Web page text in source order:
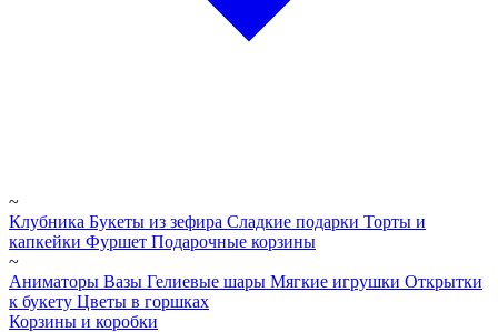
~
Клубника Букеты из зефира Сладкие подарки Торты и
капкейки Фуршет Подарочные корзины
~
Аниматоры Вазы Гелиевые шары Мягкие игрушки Открытки
к букету Цветы в горшках
Корзины и коробки